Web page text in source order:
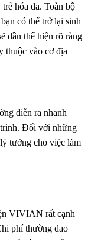
hóa da. Toàn bộ
có thể trở lại sinh
dần thể hiện rõ ràng
thuộc vào cơ địa
diễn ra nhanh
trình. Đối với những
tưởng cho việc làm
VIVIAN rất cạnh
phí thường dao